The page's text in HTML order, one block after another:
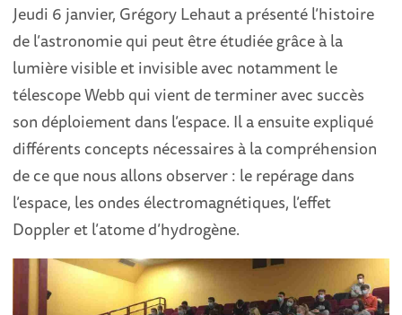
Jeudi 6 janvier, Grégory Lehaut a présenté l’histoire
de l’astronomie qui peut être étudiée grâce à la
lumière visible et invisible avec notamment le
télescope Webb qui vient de terminer avec succès
son déploiement dans l’espace. Il a ensuite expliqué
différents concepts nécessaires à la compréhension
de ce que nous allons observer : le repérage dans
l’espace, les ondes électromagnétiques, l’effet
Doppler et l’atome d’hydrogène.